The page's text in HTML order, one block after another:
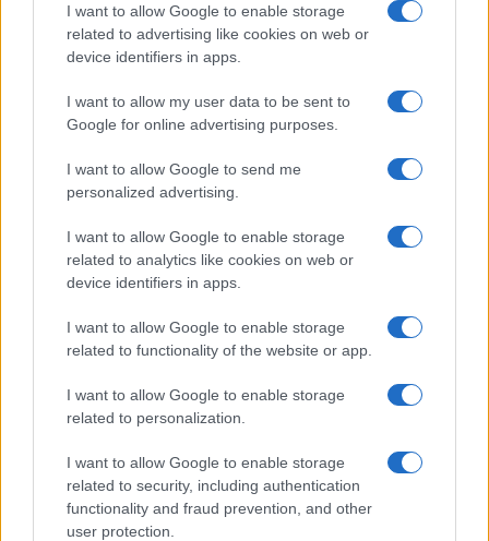
I want to allow Google to enable storage
related to advertising like cookies on web or
device identifiers in apps.
I want to allow my user data to be sent to
Google for online advertising purposes.
I want to allow Google to send me
personalized advertising.
I want to allow Google to enable storage
related to analytics like cookies on web or
device identifiers in apps.
I want to allow Google to enable storage
related to functionality of the website or app.
I want to allow Google to enable storage
related to personalization.
I want to allow Google to enable storage
related to security, including authentication
functionality and fraud prevention, and other
user protection.
ΕΛΛΑΔΑ
Λυκαβηττός: Σε 57χρονη Ελληνίδα ανήκει η
σορός που βρέθηκε σε σπηλιά